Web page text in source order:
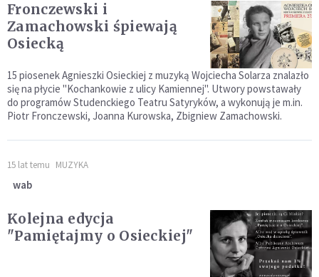
Fronczewski i
Zamachowski śpiewają
Osiecką
15 piosenek Agnieszki Osieckiej z muzyką Wojciecha Solarza znalazło
się na płycie "Kochankowie z ulicy Kamiennej". Utwory powstawały
do programów Studenckiego Teatru Satyryków, a wykonują je m.in.
Piotr Fronczewski, Joanna Kurowska, Zbigniew Zamachowski.
15 lat temu MUZYKA
wab
Kolejna edycja
"Pamiętajmy o Osieckiej"